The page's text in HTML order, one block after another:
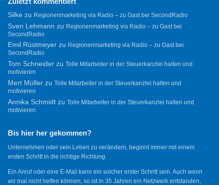
Silkezu Regionenmarketing via Radio – zu Gast bei SecondRadio
Sven Lehmann zu Regionenmarketing via Radio – zu Gast bei
SecondRadio
Emil Rüstmeyerzu Regionenmarketing via Radio – zu Gast bei
SecondRadio
Tom Schneiderzu Tolle Mitarbeiter in der Steuerkanzlei halten und
motivieren
Mert Müllerzu Tolle Mitarbeiter in der Steuerkanzlei halten und
motivieren
Annika Schmidtzu Tolle Mitarbeiter in der Steuerkanzlei halten und
motivieren
Bis hier her gekommen?
Unternehmen oder sein Leben zu verändern, beginnt immer mit einem
ersten Schritt in die richtige Richtung.
Ein Anruf oder eine E-Mail kann ein solcher erster Schritt sein. Auch wenn
wir mal nicht helfen können, so ist in 35 Jahren ein Netzwerk entstanden,